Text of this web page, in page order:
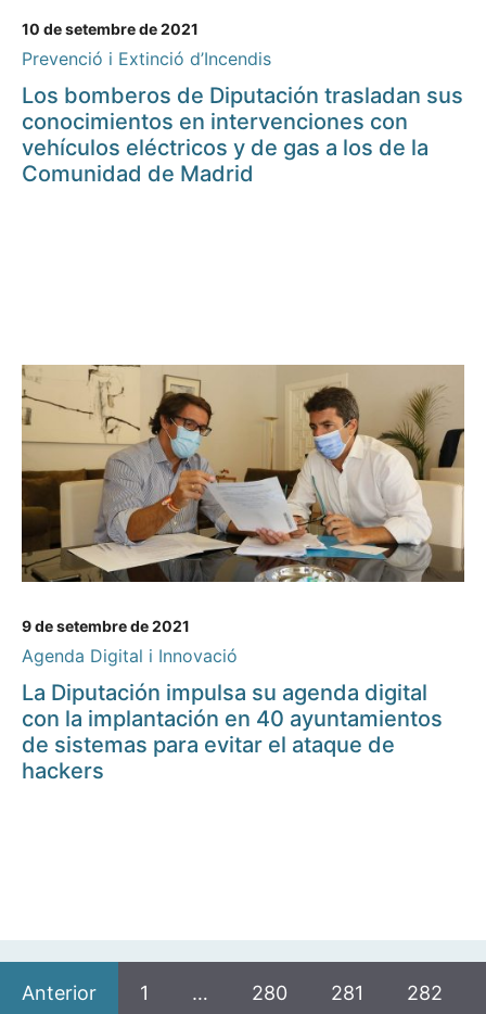
10 de setembre de 2021
Prevenció i Extinció d’Incendis
Los bomberos de Diputación trasladan sus
conocimientos en intervenciones con
vehículos eléctricos y de gas a los de la
Comunidad de Madrid
9 de setembre de 2021
Agenda Digital i Innovació
La Diputación impulsa su agenda digital
con la implantación en 40 ayuntamientos
de sistemas para evitar el ataque de
hackers
Anterior 1 … 280 281 282